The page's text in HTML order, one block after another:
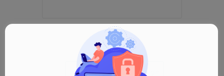
+ Ajouter à mon Agenda Google